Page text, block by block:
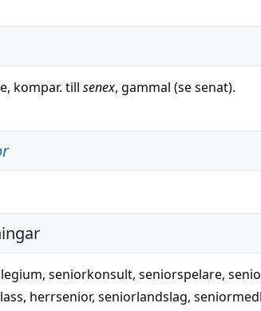
kompar. till senex, gammal (se senat).
, seniorkonsult, seniorspelare,
, herrsenior, seniorlandslag,